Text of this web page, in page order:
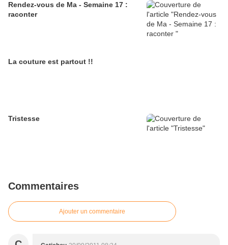
Rendez-vous de Ma - Semaine 17 :
raconter
La couture est partout !!
Tristesse
Commentaires
Ajouter un commentaire